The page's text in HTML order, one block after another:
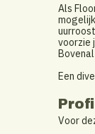
Als
voorzie
Een
Voor